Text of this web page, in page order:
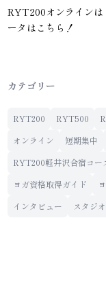
RYT200オンラインは
ータはこちら！
カテゴリー
RYT200 RYT500
オンライン
短期集中
RYT200軽井沢合宿コー
ヨガ資格取得ガイド
インタビュー
スタジオ